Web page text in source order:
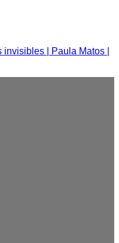
invisibles | Paula Matos |